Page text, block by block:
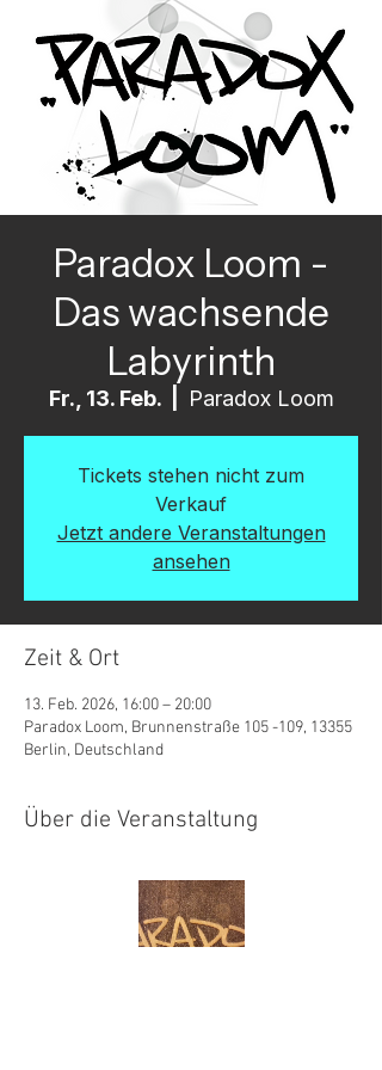
Paradox Loom -
Das wachsende
Labyrinth
Fr., 13. Feb.
  |
Paradox Loom
Tickets stehen nicht zum
Verkauf
Jetzt andere Veranstaltungen
ansehen
Zeit & Ort
13. Feb. 2026, 16:00 – 20:00
Paradox Loom, Brunnenstraße 105 -109, 13355
Berlin, Deutschland
Über die Veranstaltung